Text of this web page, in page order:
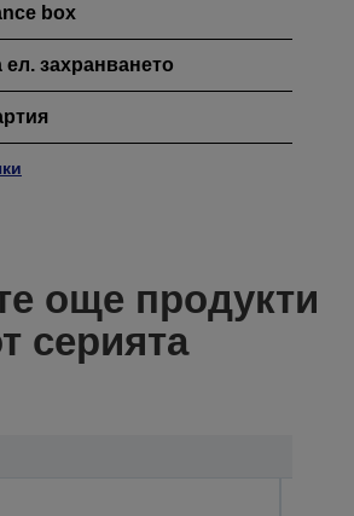
box
ел. захранването
още продукти
серията